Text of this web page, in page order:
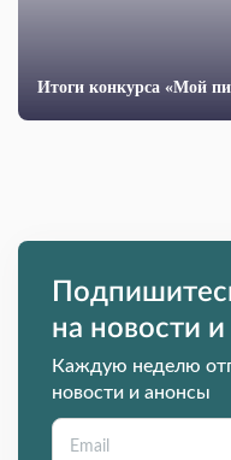
Итоги конкурса «Мой
на новости
Каждую неделю
новости и анонсы